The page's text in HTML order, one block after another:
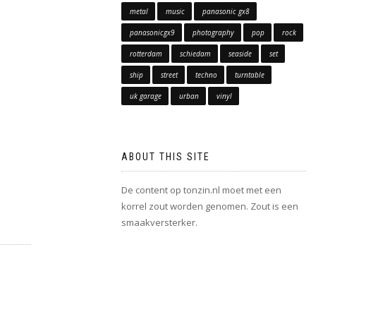
metal music panasonic gx8
panasonicgx9 photography pop rock
rotterdam schiedam seaside set
ship street techno turntable
uk garage urban vinyl
ABOUT THIS SITE
De content op tonzin.nl moet met een
korrel zout worden genomen. Zout is een
smaakversterker.